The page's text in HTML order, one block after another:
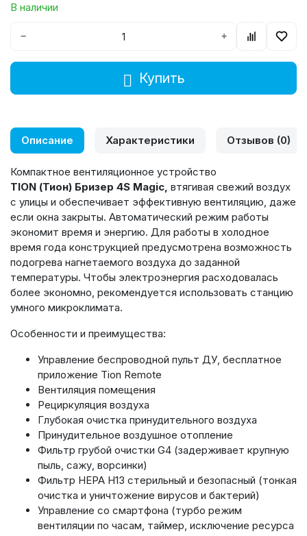
В наличии
− +
Купить
Описание Характеристики Отзывов (0)
Компактное вентиляционное устройство
TION (Тион) Бризер 4S Magic, втягивая свежий воздух
с улицы и обеспечивает эффективную вентиляцию, даже
если окна закрыты. Автоматический режим работы
экономит время и энергию. Для работы в холодное
время года конструкцией предусмотрена возможность
подогрева нагнетаемого воздуха до заданной
температуры. Чтобы электроэнергия расходовалась
более экономно, рекомендуется использовать станцию
умного микроклимата.
Особенности и преимущества:
Управление беспроводной пульт ДУ, бесплатное
приложение Tion Remote
Вентиляция помещения
Рециркуляция воздуха
Глубокая очистка принудительного воздуха
Принудительное воздушное отопление
Фильтр грубой очистки G4 (задерживает крупную
пыль, сажу, ворсинки)
Фильтр HEPA H13 стерильный и безопасный (тонкая
очистка и уничтожение вирусов и бактерий)
Управление со смартфона (турбо режим
вентиляции по часам, таймер, исключение ресурса